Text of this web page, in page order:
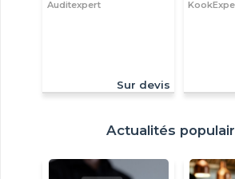
Auditexpert
Sur devis
Actualités